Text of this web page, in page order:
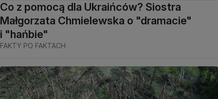
Co z pomocą dla Ukraińców? Siostra
Małgorzata Chmielewska o "dramacie"
i "hańbie"
FAKTY PO FAKTACH